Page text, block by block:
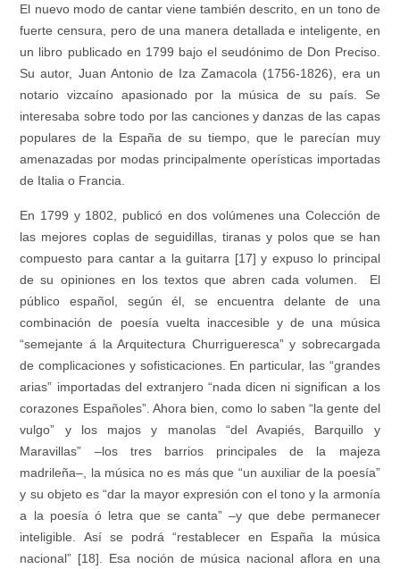
El nuevo modo de cantar viene también descrito, en un tono de
fuerte censura, pero de una manera detallada e inteligente, en
un libro publicado en 1799 bajo el seudónimo de Don Preciso.
Su autor, Juan Antonio de Iza Zamacola (1756-1826), era un
notario vizcaíno apasionado por la música de su país. Se
interesaba sobre todo por las canciones y danzas de las capas
populares de la España de su tiempo, que le parecían muy
amenazadas por modas principalmente operísticas importadas
de Italia o Francia.
En 1799 y 1802, publicó en dos volúmenes unaColección de
las mejores coplas de seguidillas, tiranas y polos que se han
compuesto para cantar a la guitarra [17] y expuso lo principal
de su opiniones en los textos que abren cada volumen. El
público español, según él, se encuentra delante de una
combinación de poesía vuelta inaccesible y de una música
“semejante á la Arquitectura Churrigueresca” y sobrecargada
de complicaciones y sofisticaciones. En particular, las “grandes
arias” importadas del extranjero “nada dicen ni significan a los
corazones Españoles”. Ahora bien, como lo saben “la gente del
vulgo” y los majos y manolas “del Avapiés, Barquillo y
Maravillas” –los tres barrios principales de la majeza
madrileña–, la música no es más que “un auxiliar de la poesía”
y su objeto es “dar la mayor expresión con el tono y la armonía
a la poesía ó letra que se canta” –y que debe permanecer
inteligible. Así se podrá “restablecer en España la música
nacional” [18]. Esa noción de música nacional aflora en una